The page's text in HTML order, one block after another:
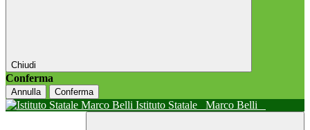
Chiudi
Conferma
Annulla Conferma
Istituto Statale Marco Belli